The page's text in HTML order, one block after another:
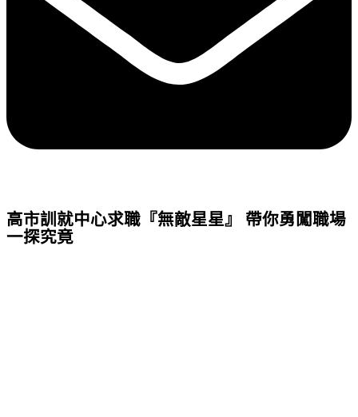
高市訓就中心求職『無敵星星』 帶你勇闖職場
一探究竟